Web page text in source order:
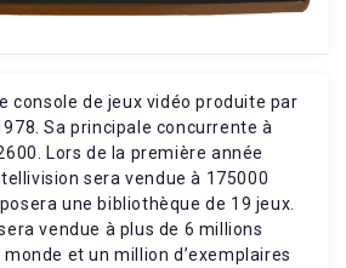
console de jeux vidéo produite par
Sa principale concurrente à
Lors de la première année
sera vendue à 175000
une bibliothèque de 19 jeux.
vendue à plus de 6 millions
et un million d’exemplaires